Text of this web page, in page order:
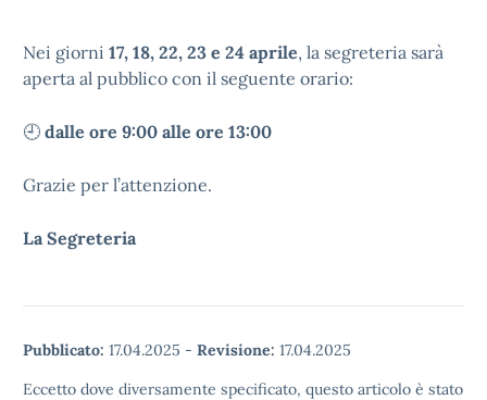
Nei giorni 17, 18, 22, 23 e 24 aprile, la segreteria sarà
aperta al pubblico con il seguente orario:
🕘 dalle ore 9:00 alle ore 13:00
Grazie per l’attenzione.
La Segreteria
Pubblicato: 17.04.2025 - Revisione: 17.04.2025
Eccetto dove diversamente specificato, questo articolo è stato